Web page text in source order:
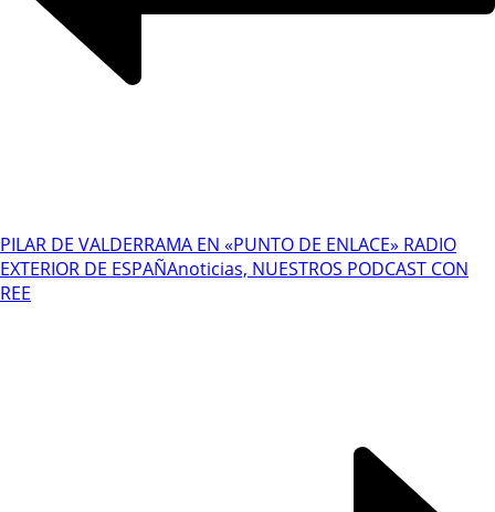
PILAR DE VALDERRAMA EN «PUNTO DE ENLACE» RADIO
EXTERIOR DE ESPAÑAnoticias, NUESTROS PODCAST CON
REE